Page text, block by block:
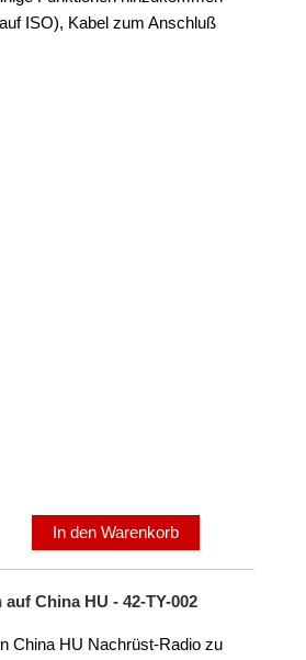
ISO), Kabel zum Anschluß
In den Warenkorb
China HU - 42-TY-002
China HU Nachrüst-Radio zu